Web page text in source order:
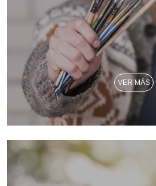
VER MÁS